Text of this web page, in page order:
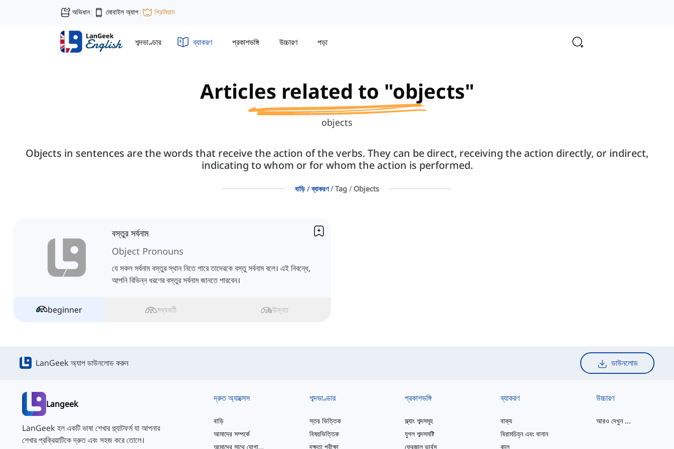
অভিধান| মোবাইল অ্যাপ| প্রিমিয়াম
শব্দভাণ্ডার ব্যাকরণ প্রকাশভঙ্গি উচ্চারণ পড়া
Articles related to "objects"
objects
Objects in sentences are the words that receive the action of the verbs. They can be direct, receiving the action directly, or indirect,
indicating to whom or for whom the action is performed.
বাড়ি ব্যাকরণ Tag Objects
বস্তুর সর্বনাম
Object Pronouns
যে সকল সর্বনাম বস্তুর স্থান নিতে পারে তাদেরকে বস্তু সর্বনাম বলে। এই নিবন্ধে,
আপনি বিভিন্ন ধরণের বস্তুর সর্বনাম জানতে পারবেন।
beginner মধ্যবর্তী উন্নত
LanGeek অ্যাপ ডাউনলোড করুন ডাউনলোড
Langeek
LanGeek হল একটি ভাষা শেখার প্ল্যাটফর্ম যা আপনার
শেখার প্রক্রিয়াটিকে দ্রুত এবং সহজ করে তোলে।
দ্রুত অ্যাক্সেস
বাড়ি
আমাদের সম্পর্কে
আমাদের সাথে যোগাযোগ করুন
শব্দভাণ্ডার
স্তর ভিত্তিক
বিষয়ভিত্তিক
দক্ষতা পরীক্ষা
প্রকাশভঙ্গি
স্ল্যাং শব্দসমূহ
যুগল শব্দসমষ্টি
ফ্রেজাল ভার্বস
ব্যাকরণ
বাক্য
বিরামচিহ্ন এবং বানান
কাল
উচ্চারণ
আরও দেখুন...